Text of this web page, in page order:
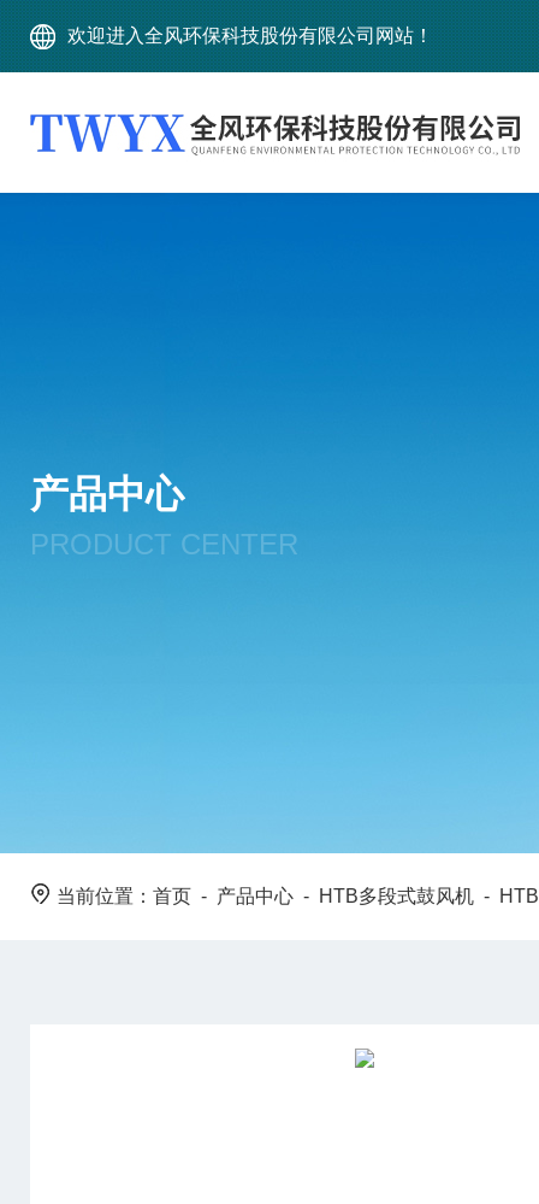
欢迎进入全风环保科技股份有限公司网站！
产品中心
PRODUCT CENTER
当前位置： 首页 - 产品中心 - HTB多段式鼓风机 -